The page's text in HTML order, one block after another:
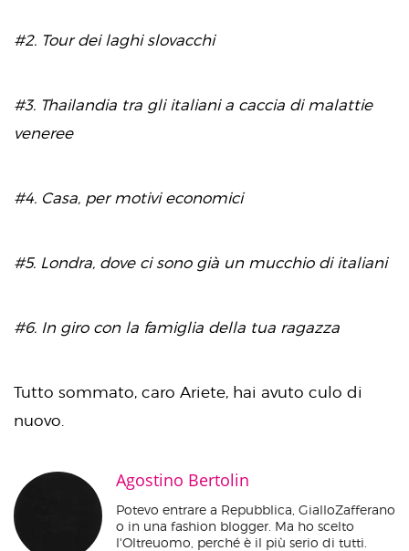
#2. Tour dei laghi slovacchi
#3. Thailandia tra gli italiani a caccia di malattie
veneree
#4. Casa, per motivi economici
#5. Londra, dove ci sono già un mucchio di italiani
#6. In giro con la famiglia della tua ragazza
Tutto sommato, caro Ariete, hai avuto culo di
nuovo.
Agostino Bertolin
Potevo entrare a Repubblica, GialloZafferano
o in una fashion blogger. Ma ho scelto
l'Oltreuomo, perché è il più serio di tutti.